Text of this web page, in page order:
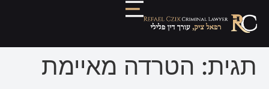
תגית: הטרדה מאיימת